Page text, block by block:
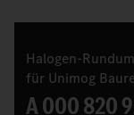
Halogen-
für Unimog
A 000 820